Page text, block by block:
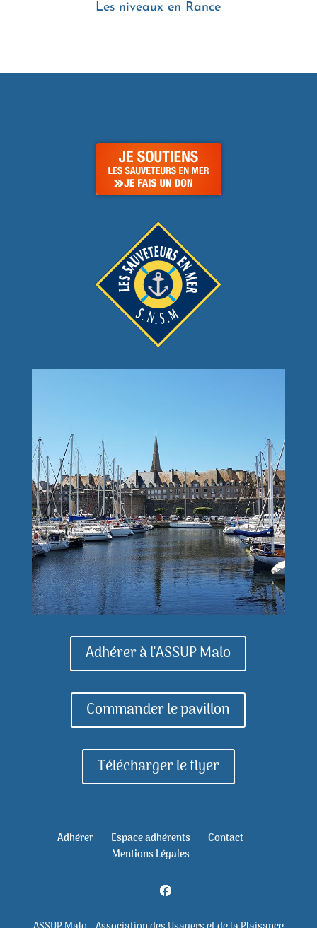
Les niveaux en Rance
Adhérer à l'ASSUP Malo
Commander le pavillon
Télécharger le flyer
Adhérer Espace adhérents
Contact
Mentions Légales